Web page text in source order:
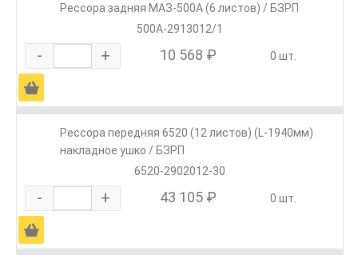
Рессора задняя МАЗ-500А (6 листов) / БЗРП
500А-2913012/1
- + 10 568 ₽ 0 шт.
Ä
Рессора передняя 6520 (12 листов) (L-1940мм)
накладное ушко / БЗРП
6520-2902012-30
- + 43 105 ₽ 0 шт.
Ä